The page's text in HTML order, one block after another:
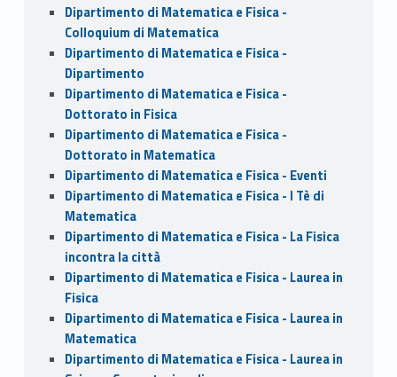
Dipartimento di Matematica e Fisica -
Colloquium di Matematica
Dipartimento di Matematica e Fisica -
Dipartimento
Dipartimento di Matematica e Fisica -
Dottorato in Fisica
Dipartimento di Matematica e Fisica -
Dottorato in Matematica
Dipartimento di Matematica e Fisica - Eventi
Dipartimento di Matematica e Fisica - I Tè di
Matematica
Dipartimento di Matematica e Fisica - La Fisica
incontra la città
Dipartimento di Matematica e Fisica - Laurea in
Fisica
Dipartimento di Matematica e Fisica - Laurea in
Matematica
Dipartimento di Matematica e Fisica - Laurea in